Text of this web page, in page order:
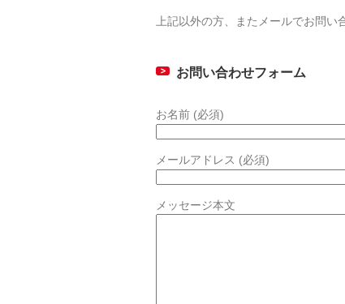
上記以外の方、またメールでお問い
お問い合わせフォーム
お名前 (必須)
メールアドレス (必須)
メッセージ本文